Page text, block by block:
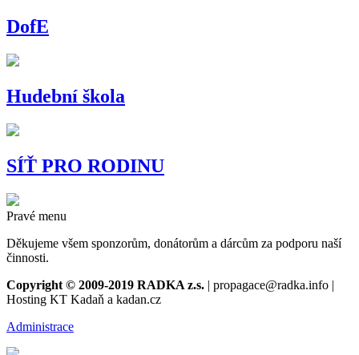
DofE
Hudební škola
SÍŤ PRO RODINU
Pravé menu
Děkujeme všem sponzorům, donátorům a dárcům za podporu naší
činnosti.
Copyright © 2009-2019 RADKA z.s. | propagace@radka.info |
Hosting KT Kadaň a kadan.cz
Administrace